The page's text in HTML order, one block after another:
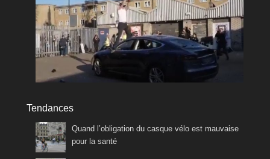
Tendances
Quand l’obligation du casque vélo est mauvaise
pour la santé